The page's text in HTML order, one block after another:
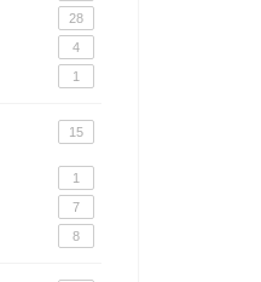
28
4
1
15
1
7
8